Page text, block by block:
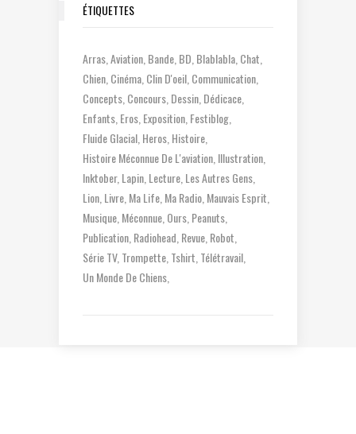
ÉTIQUETTES
Arras Aviation Bande BD Blablabla Chat
Chien Cinéma Clin D'oeil Communication
Concepts Concours Dessin Dédicace
Enfants Eros Exposition Festiblog
Fluide Glacial Heros Histoire
Histoire Méconnue De L'aviation Illustration
Inktober Lapin Lecture Les Autres Gens
Lion Livre Ma Life Ma Radio Mauvais Esprit
Musique Méconnue Ours Peanuts
Publication Radiohead Revue Robot
Série TV Trompette Tshirt Télétravail
Un Monde De Chiens